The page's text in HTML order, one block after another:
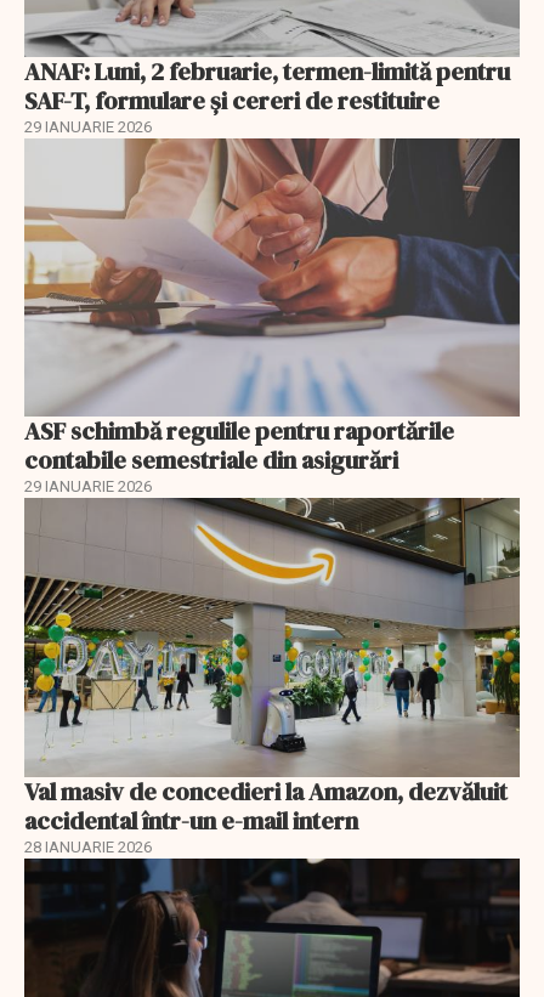
ANAF: Luni, 2 februarie, termen-limită pentru
SAF-T, formulare și cereri de restituire
29 IANUARIE 2026
ASF schimbă regulile pentru raportările
contabile semestriale din asigurări
29 IANUARIE 2026
Val masiv de concedieri la Amazon, dezvăluit
accidental într-un e-mail intern
28 IANUARIE 2026